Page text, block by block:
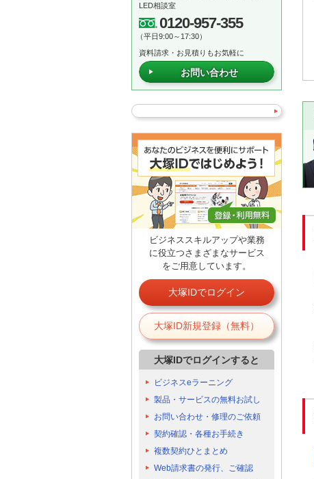
LED相談室
0120-957-355
（平日9:00～17:30）
資料請求・お見積りもお気軽に
お問い合わせ
ビジネススキルアップや業務
に役立つさまざまなサービス
をご用意しています。
大塚IDでログイン
大塚ID新規登録（無料）
大塚IDでログインすると
ビジネスeラーニング
製品・サービスの無料お試し
お問い合わせ・修理のご依頼
契約確認・各種お手続き
複数契約ひとまとめ
Web請求書の発行、ご確認